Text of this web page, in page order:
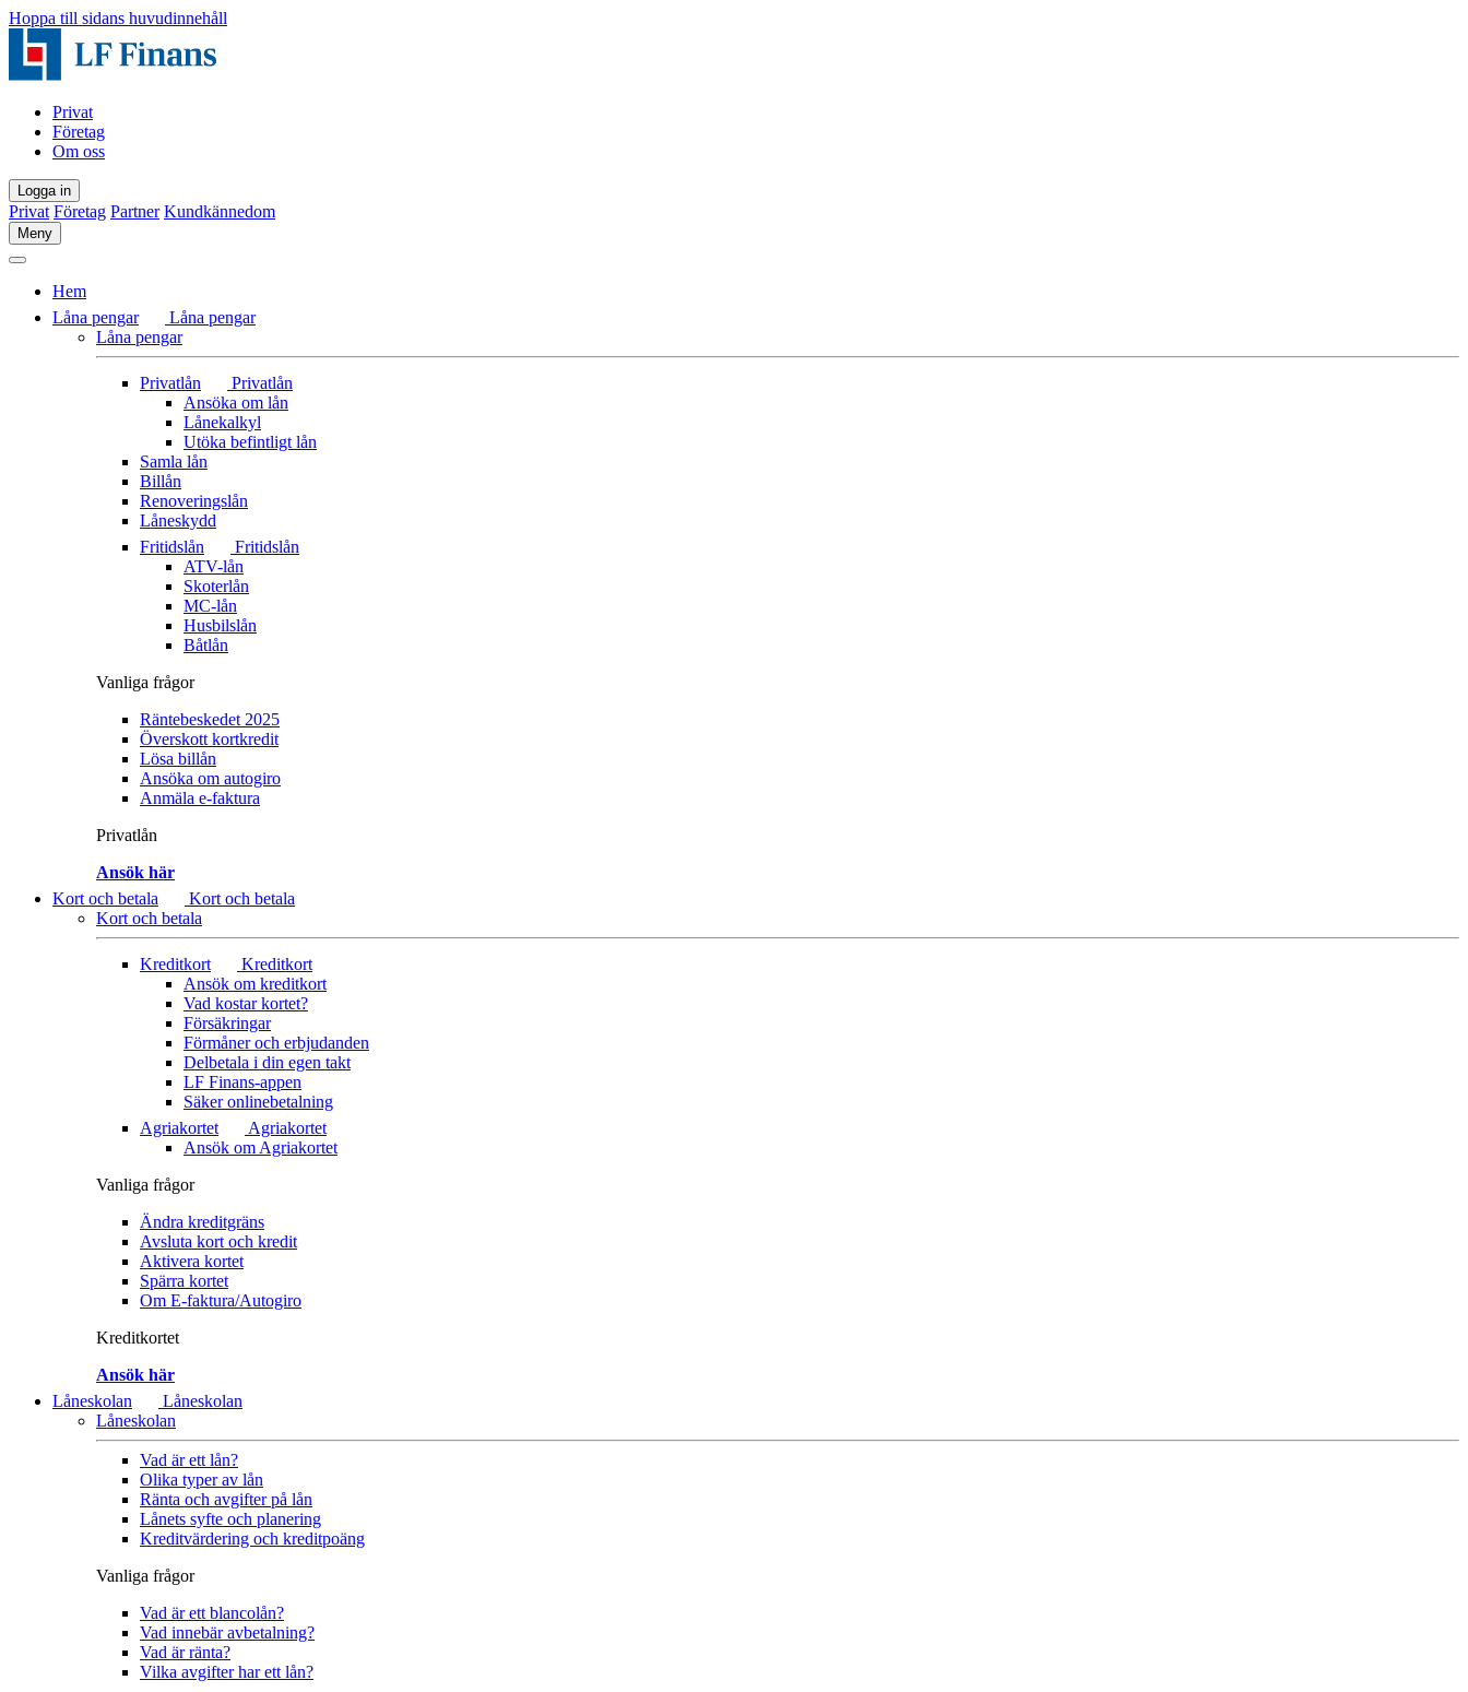
Hoppa till sidans huvudinnehåll
Privat
Företag
Om oss
Logga in
Privat Företag Partner Kundkännedom
Meny
Hem
Låna pengar
Låna pengar
Låna pengar
Privatlån
Privatlån
Ansöka om lån
Lånekalkyl
Utöka befintligt lån
Samla lån
Billån
Renoveringslån
Låneskydd
Fritidslån
Fritidslån
ATV-lån
Skoterlån
MC-lån
Husbilslån
Båtlån
Vanliga frågor
Räntebeskedet 2025
Överskott kortkredit
Lösa billån
Ansöka om autogiro
Anmäla e-faktura
Privatlån
Ansök här
Kort och betala
Kort och betala
Kort och betala
Kreditkort
Kreditkort
Ansök om kreditkort
Vad kostar kortet?
Försäkringar
Förmåner och erbjudanden
Delbetala i din egen takt
LF Finans-appen
Säker onlinebetalning
Agriakortet
Agriakortet
Ansök om Agriakortet
Vanliga frågor
Ändra kreditgräns
Avsluta kort och kredit
Aktivera kortet
Spärra kortet
Om E-faktura/Autogiro
Kreditkortet
Ansök här
Låneskolan
Låneskolan
Låneskolan
Vad är ett lån?
Olika typer av lån
Ränta och avgifter på lån
Lånets syfte och planering
Kreditvärdering och kreditpoäng
Vanliga frågor
Vad är ett blancolån?
Vad innebär avbetalning?
Vad är ränta?
Vilka avgifter har ett lån?